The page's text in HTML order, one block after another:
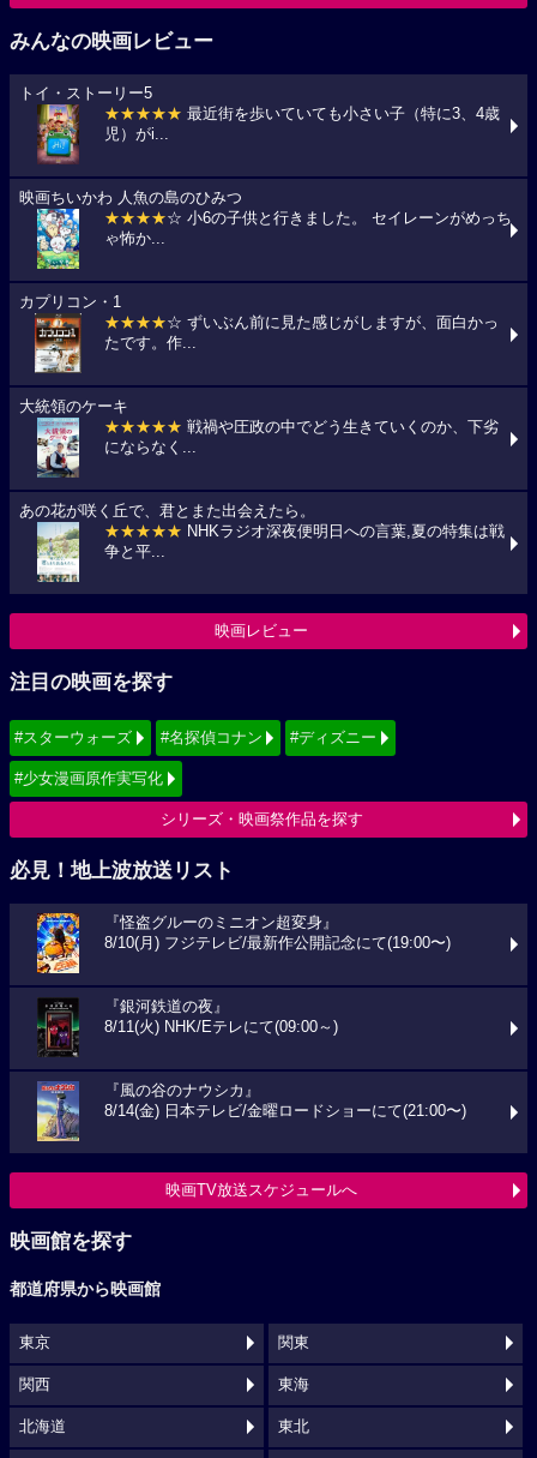
みんなの映画レビュー
トイ・ストーリー5
★★★★★ 最近街を歩いていても小さい子（特に3、4歳
児）がi...
映画ちいかわ 人魚の島のひみつ
★★★★☆ 小6の子供と行きました。 セイレーンがめっち
ゃ怖か...
カプリコン・1
★★★★☆ ずいぶん前に見た感じがしますが、面白かっ
たです。作...
大統領のケーキ
★★★★★ 戦禍や圧政の中でどう生きていくのか、下劣
にならなく...
あの花が咲く丘で、君とまた出会えたら。
★★★★★ NHKラジオ深夜便明日への言葉,夏の特集は戦
争と平...
映画レビュー
注目の映画を探す
#スターウォーズ #名探偵コナン #ディズニー
#少女漫画原作実写化
シリーズ・映画祭作品を探す
必見！地上波放送リスト
『怪盗グルーのミニオン超変身』
8/10(月) フジテレビ/最新作公開記念にて(19:00〜)
『銀河鉄道の夜』
8/11(火) NHK/Eテレにて(09:00～)
『風の谷のナウシカ』
8/14(金) 日本テレビ/金曜ロードショーにて(21:00〜)
映画TV放送スケジュールへ
映画館を探す
都道府県から映画館
東京 関東
関西 東海
北海道 東北